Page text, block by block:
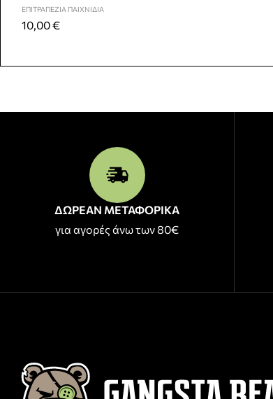
ΕΠΙΤΡΑΠΈΖΙΑ ΠΑΙΧΝΊΔΙΑ
10,00€
ΔΩΡΕΑΝ ΜΕΤΑΦΟΡΙΚΑ
για αγορές άνω των 80€